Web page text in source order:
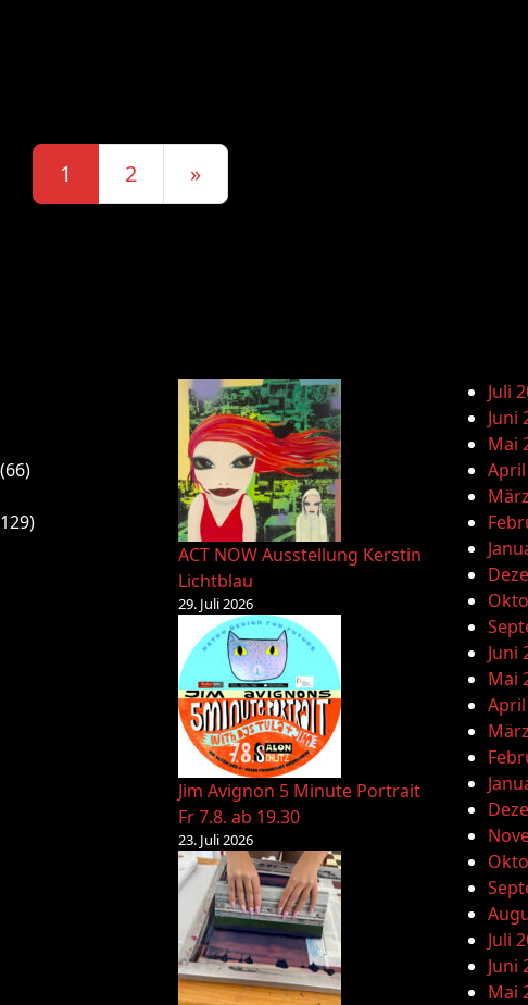
Posts navigation
1 2 »
(66)
ACT NOW Ausstellung Kerstin
Lichtblau
29. Juli 2026
Jim Avignon 5 Minute Portrait
Fr 7.8. ab 19.30
23. Juli 2026
Juli
Juni
Mai
Juni
Mai
Juli
Juni
Mai